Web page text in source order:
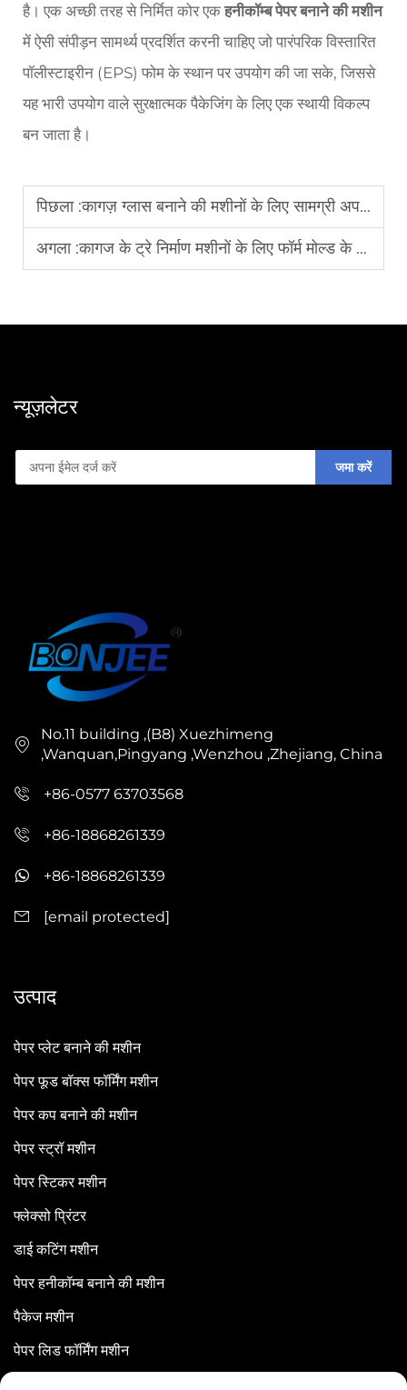
है। एक अच्छी तरह से निर्मित कोर एकहनीकॉम्ब पेपर बनाने की मशीन
में ऐसी संपीड़न सामर्थ्य प्रदर्शित करनी चाहिए जो पारंपरिक विस्तारित
पॉलीस्टाइरीन (EPS) फोम के स्थान पर उपयोग की जा सके, जिससे
यह भारी उपयोग वाले सुरक्षात्मक पैकेजिंग के लिए एक स्थायी विकल्प
बन जाता है।
पिछला :कागज़ ग्लास बनाने की मशीनों के लिए सामग्री अपव्यय कम करने के टिप्स
अगला :कागज के ट्रे निर्माण मशीनों के लिए फॉर्म मोल्ड के प्रतिस्थापन के टिप्स
न्यूज़लेटर
जमा करें
No.11 building ,(B8) Xuezhimeng
,Wanquan,Pingyang ,Wenzhou ,Zhejiang, China
+86-0577 63703568
+86-18868261339
+86-18868261339
[email protected]
उत्पाद
पेपर प्लेट बनाने की मशीन
पेपर फूड बॉक्स फॉर्मिंग मशीन
पेपर कप बनाने की मशीन
पेपर स्ट्रॉ मशीन
पेपर स्टिकर मशीन
फ्लेक्सो प्रिंटर
डाई कटिंग मशीन
पेपर हनीकॉम्ब बनाने की मशीन
पैकेज मशीन
पेपर लिड फॉर्मिंग मशीन